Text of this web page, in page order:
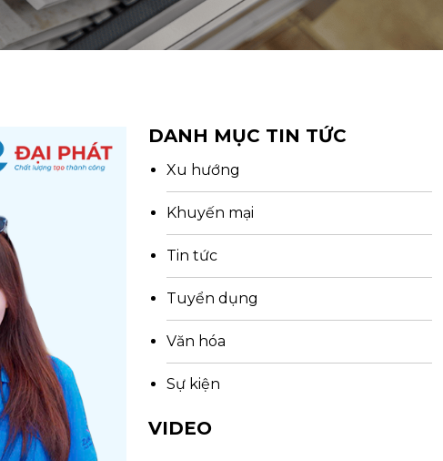
DANH MỤC TIN TỨC
Xu hướng
Khuyến mại
Tin tức
Tuyển dụng
Văn hóa
Sự kiện
VIDEO